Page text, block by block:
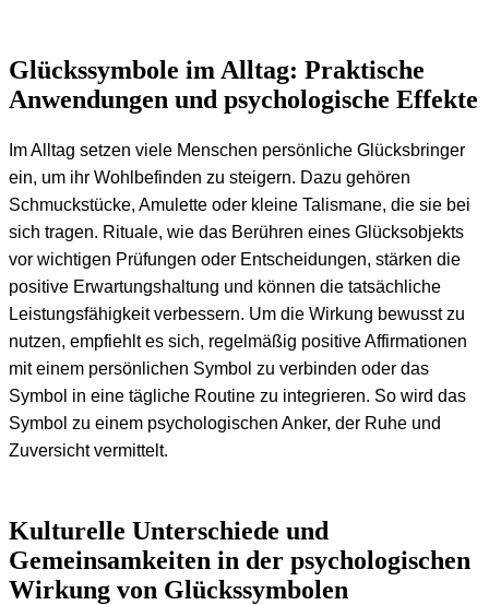
Glückssymbole im Alltag: Praktische
Anwendungen und psychologische Effekte
Im Alltag setzen viele Menschen persönliche Glücksbringer
ein, um ihr Wohlbefinden zu steigern. Dazu gehören
Schmuckstücke, Amulette oder kleine Talismane, die sie bei
sich tragen. Rituale, wie das Berühren eines Glücksobjekts
vor wichtigen Prüfungen oder Entscheidungen, stärken die
positive Erwartungshaltung und können die tatsächliche
Leistungsfähigkeit verbessern. Um die Wirkung bewusst zu
nutzen, empfiehlt es sich, regelmäßig positive Affirmationen
mit einem persönlichen Symbol zu verbinden oder das
Symbol in eine tägliche Routine zu integrieren. So wird das
Symbol zu einem psychologischen Anker, der Ruhe und
Zuversicht vermittelt.
Kulturelle Unterschiede und
Gemeinsamkeiten in der psychologischen
Wirkung von Glückssymbolen